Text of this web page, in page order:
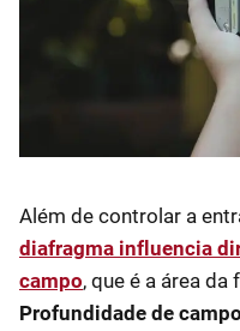
Além de controlar a
diafragma influencia
campo, que é a área
Profundidade de campo